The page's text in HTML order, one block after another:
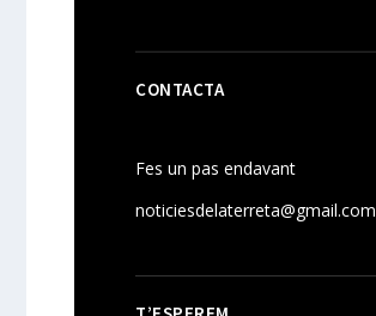
CONTACTA
Fes un pas endavant
noticiesdelaterreta@gmail.com